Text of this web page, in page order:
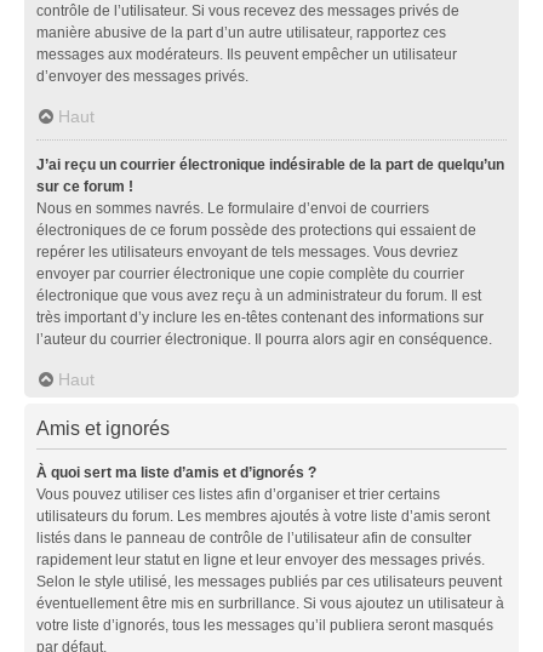
contrôle de l’utilisateur. Si vous recevez des messages privés de
manière abusive de la part d’un autre utilisateur, rapportez ces
messages aux modérateurs. Ils peuvent empêcher un utilisateur
d’envoyer des messages privés.
Haut
J’ai reçu un courrier électronique indésirable de la part de quelqu’un
sur ce forum !
Nous en sommes navrés. Le formulaire d’envoi de courriers
électroniques de ce forum possède des protections qui essaient de
repérer les utilisateurs envoyant de tels messages. Vous devriez
envoyer par courrier électronique une copie complète du courrier
électronique que vous avez reçu à un administrateur du forum. Il est
très important d’y inclure les en-têtes contenant des informations sur
l’auteur du courrier électronique. Il pourra alors agir en conséquence.
Haut
Amis et ignorés
À quoi sert ma liste d’amis et d’ignorés ?
Vous pouvez utiliser ces listes afin d’organiser et trier certains
utilisateurs du forum. Les membres ajoutés à votre liste d’amis seront
listés dans le panneau de contrôle de l’utilisateur afin de consulter
rapidement leur statut en ligne et leur envoyer des messages privés.
Selon le style utilisé, les messages publiés par ces utilisateurs peuvent
éventuellement être mis en surbrillance. Si vous ajoutez un utilisateur à
votre liste d’ignorés, tous les messages qu’il publiera seront masqués
par défaut.